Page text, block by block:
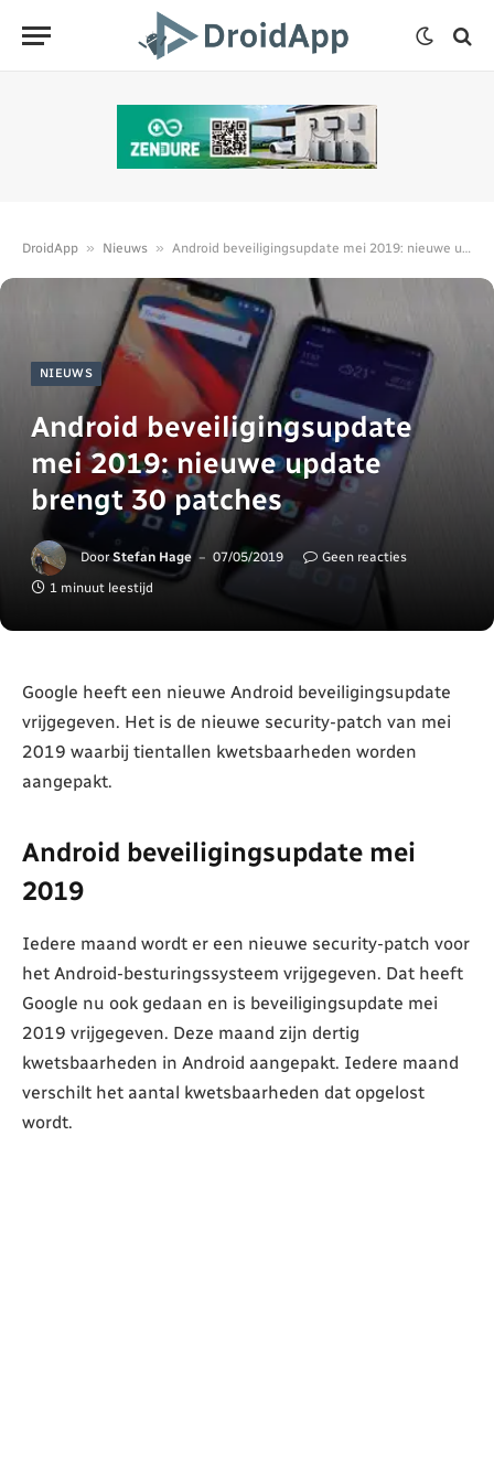
DroidApp » Nieuws » Android beveiligingsupdate mei 2019: nieuwe update brengt 30 patches
NIEUWS
Android beveiligingsupdate
mei 2019: nieuwe update
brengt 30 patches
Door Stefan Hage 07/05/2019
Geen reacties
1 minuut leestijd
Google heeft een nieuwe Android beveiligingsupdate
vrijgegeven. Het is de nieuwe security-patch van mei
2019 waarbij tientallen kwetsbaarheden worden
aangepakt.
Android beveiligingsupdate mei
2019
Iedere maand wordt er een nieuwe security-patch voor
het Android-besturingssysteem vrijgegeven. Dat heeft
Google nu ook gedaan en is beveiligingsupdate mei
2019 vrijgegeven. Deze maand zijn dertig
kwetsbaarheden in Android aangepakt. Iedere maand
verschilt het aantal kwetsbaarheden dat opgelost
wordt.